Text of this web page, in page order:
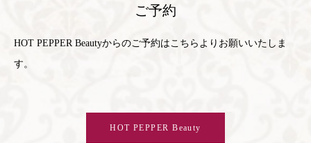
ご予約
HOT PEPPER Beautyからのご予約はこちらよりお願いいたしま
す。
HOT PEPPER Beauty